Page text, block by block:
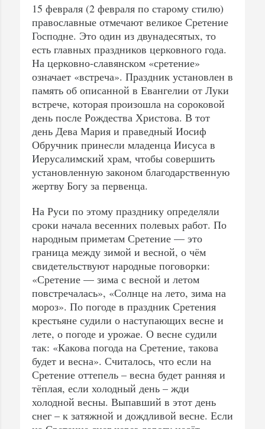
15 февраля (2 февраля по старому стилю)
православные отмечают великое Сретение
Господне. Это один из двунадесятых, то
есть главных праздников церковного года.
На церковно-славянском «сретение»
означает «встреча». Праздник установлен в
память об описанной в Евангелии от Луки
встрече, которая произошла на сороковой
день после Рождества Христова. В тот
день Дева Мария и праведный Иосиф
Обручник принесли младенца Иисуса в
Иерусалимский храм, чтобы совершить
установленную законом благодарственную
жертву Богу за первенца.
На Руси по этому празднику определяли
сроки начала весенних полевых работ. По
народным приметам Сретение — это
граница между зимой и весной, о чём
свидетельствуют народные поговорки:
«Сретение — зима с весной и летом
повстречалась», «Солнце на лето, зима на
мороз». По погоде в праздник Сретения
крестьяне судили о наступающих весне и
лете, о погоде и урожае. О весне судили
так: «Какова погода на Сретение, такова
будет и весна». Считалось, что если на
Сретение оттепель – весна будет ранняя и
тёплая, если холодный день – жди
холодной весны. Выпавший в этот день
снег – к затяжной и дождливой весне. Если